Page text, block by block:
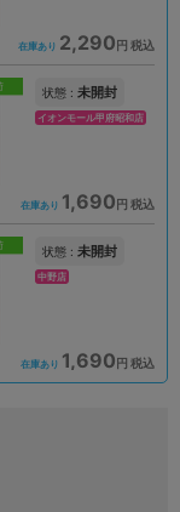
在庫あり 2,290 円 税込
状態 : 未開封
イオンモール甲府昭和店
在庫あり 1,690 円 税込
状態 : 未開封
中野店
在庫あり 1,690 円 税込